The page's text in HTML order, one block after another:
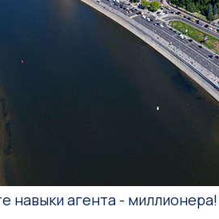
навыки агента - миллионера!